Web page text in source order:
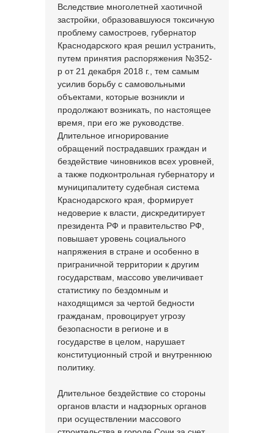
Вследствие многолетней хаотичной
застройки, образовавшуюся токсичную
проблему самостроев, губернатор
Краснодарского края решил устранить,
путем принятия распоряжения №352-
р от 21 декабря 2018 г., тем самым
усилив борьбу с самовольными
объектами, которые возникли и
продолжают возникать, по настоящее
время, при его же руководстве.
Длительное игнорирование
обращений пострадавших граждан и
бездействие чиновников всех уровней,
а также подконтрольная губернатору и
муниципалитету судебная система
Краснодарского края, формирует
недоверие к власти, дискредитирует
президента РФ и правительство РФ,
повышает уровень социального
напряжения в стране и особенно в
приграничной территории к другим
государствам, массово увеличивает
статистику по бездомным и
находящимся за чертой бедности
гражданам, провоцирует угрозу
безопасности в регионе и в
государстве в целом, нарушает
конституционный строй и внутреннюю
политику.
Длительное бездействие со стороны
органов власти и надзорных органов
при осуществлении массового